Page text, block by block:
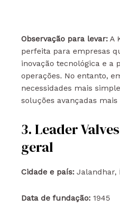
Observação para levar:A
perfeita para empresas
inovação tecnológica e a
operações. No entanto,
necessidades mais
soluções avançadas
3. Leader
geral
Cidade e país:Jalandhar,
Data de fundação:1945